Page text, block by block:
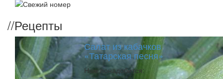
//Рецепты
Салат из кабачков
«Татарская песня»
Нам понадобится: